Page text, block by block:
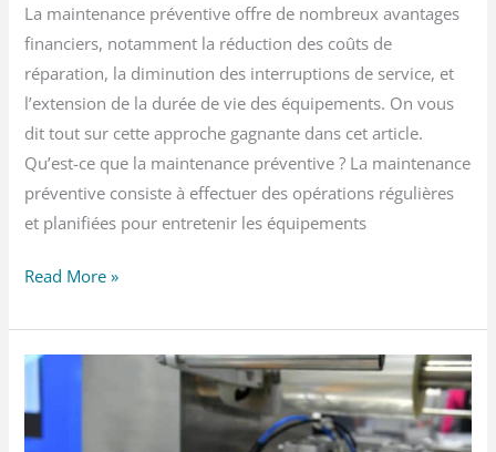
La maintenance préventive offre de nombreux avantages
financiers, notamment la réduction des coûts de
réparation, la diminution des interruptions de service, et
l’extension de la durée de vie des équipements. On vous
dit tout sur cette approche gagnante dans cet article.
Qu’est-ce que la maintenance préventive ? La maintenance
préventive consiste à effectuer des opérations régulières
et planifiées pour entretenir les équipements
Comment
bonne
maintenance
Read More »